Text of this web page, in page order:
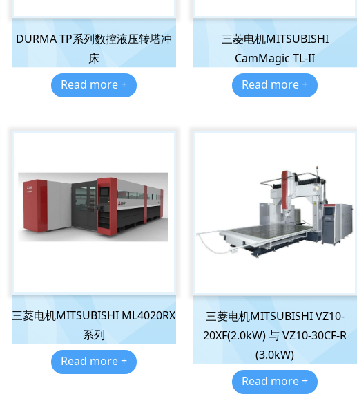
DURMA TP系列数控液压转塔冲
床
Read more +
三菱电机MITSUBISHI
CamMagic TL-II
Read more +
三菱电机MITSUBISHI ML4020RX
系列
Read more +
三菱电机MITSUBISHI VZ10-
20XF(2.0kW) 与 VZ10-30CF-R
(3.0kW)
Read more +